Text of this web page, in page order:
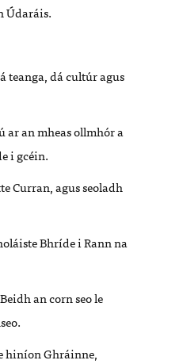
Údaráis.
teanga, dá cultúr agus
ar an mheas ollmhór a
i gcéin.
Curran, agus seoladh
Bhríde i Rann na
an corn seo le
hiníon Ghráinne,